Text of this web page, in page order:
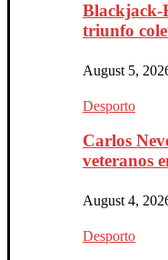
Blackjack-
triunfo
August 5,
Desporto
Carlos
veteranos
August 4,
Desporto